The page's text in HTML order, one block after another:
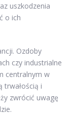
uszkodzenia
o ich
Ozdoby
czy industrialne
centralnym w
trwałością i
zwrócić uwagę